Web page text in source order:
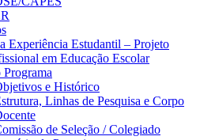
Experiência Estudantil – Projeto
em Educação Escolar
Programa
e Histórico
Linhas de Pesquisa e Corpo
de Seleção / Colegiado